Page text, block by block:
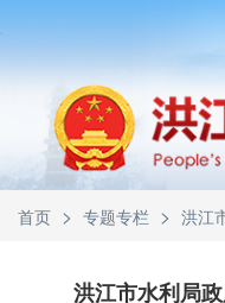
首页 > 专题专栏 > 洪江
洪江市水利局